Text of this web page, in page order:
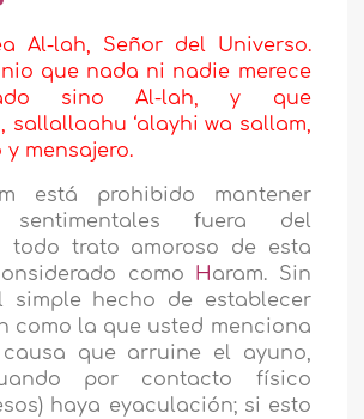
Al-lah, Señor del Universo.
que nada ni nadie merece
sino Al-lah, y que
sallallaahu ‘alayhi wa sallam,
y mensajero.
está prohibido mantener
sentimentales fuera del
todo trato amoroso de esta
como Haram. Sin
simple hecho de establecer
como la que usted menciona
que arruine el ayuno,
por contacto físico
haya eyaculación; si esto